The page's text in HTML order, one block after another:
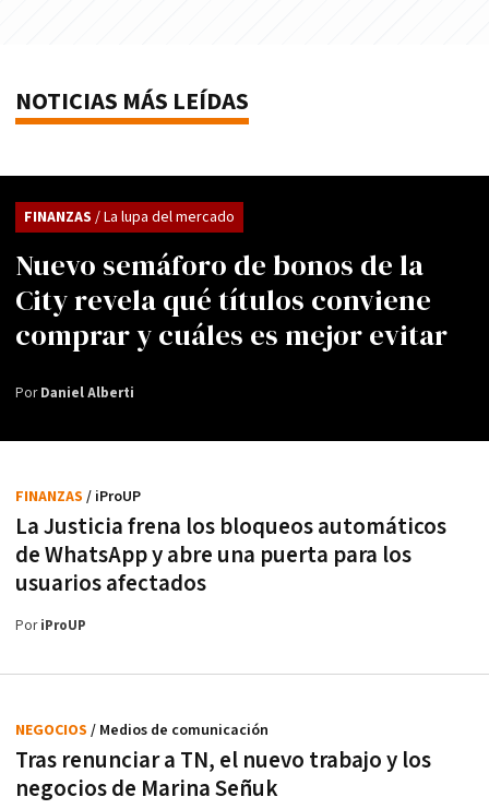
NOTICIAS MÁS LEÍDAS
Nuevo semáforo de bonos de la
City revela qué títulos conviene
comprar y cuáles es mejor evitar
FINANZAS / La lupa del mercado
PorDaniel Alberti
La Justicia frena los bloqueos automáticos
de WhatsApp y abre una puerta para los
usuarios afectados
FINANZAS / iProUP
PoriProUP
Tras renunciar a TN, el nuevo trabajo y los
negocios de Marina Señuk
NEGOCIOS / Medios de comunicación